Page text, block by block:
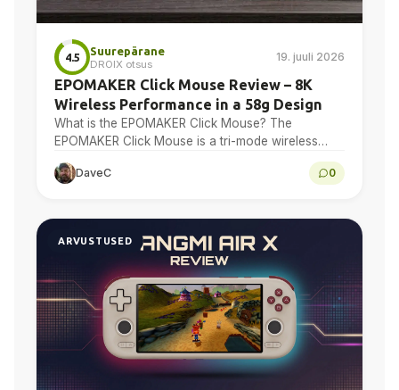
4.5
Suurepärane
DROIX otsus
19. juuli 2026
EPOMAKER Click Mouse Review – 8K
Wireless Performance in a 58g Design
What is the EPOMAKER Click Mouse? The
EPOMAKER Click Mouse is a tri-mode wireless
gaming mouse with a PAW3950 optical sensor, a
58g chassis,...
DaveC 0
ARVUSTUSED